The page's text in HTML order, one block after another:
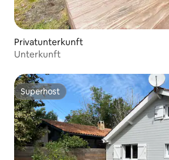
Privatunterkunft
Unterkunft
Superhost
Superhost